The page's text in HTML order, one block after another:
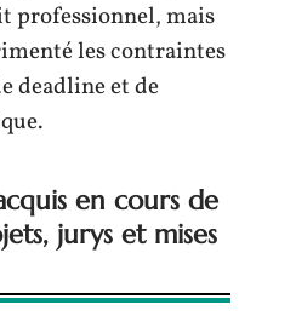
professionnel, mais
les contraintes
deadline et de
en cours de
jurys et mises